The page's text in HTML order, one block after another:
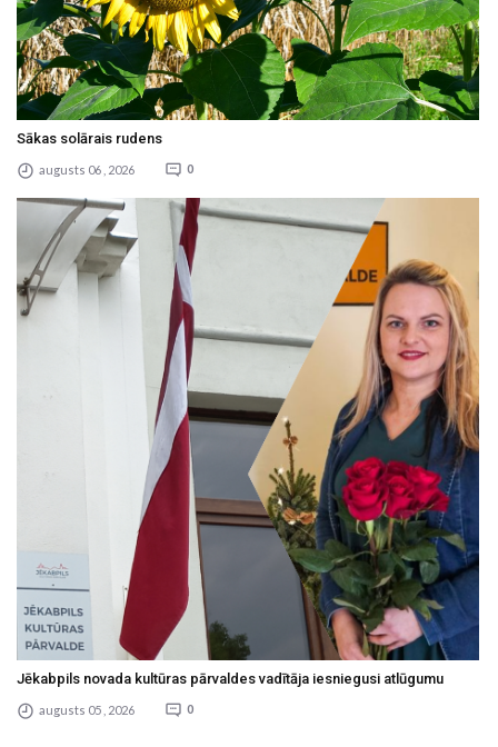
Sākas solārais rudens
augusts 06 , 2026 0
Jēkabpils novada kultūras pārvaldes vadītāja iesniegusi atlūgumu
augusts 05 , 2026 0